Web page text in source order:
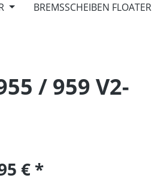
BREMSSCHEIBEN FLOATER
/ 959 V2-
€